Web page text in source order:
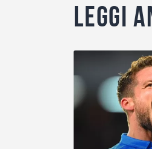
Leggi